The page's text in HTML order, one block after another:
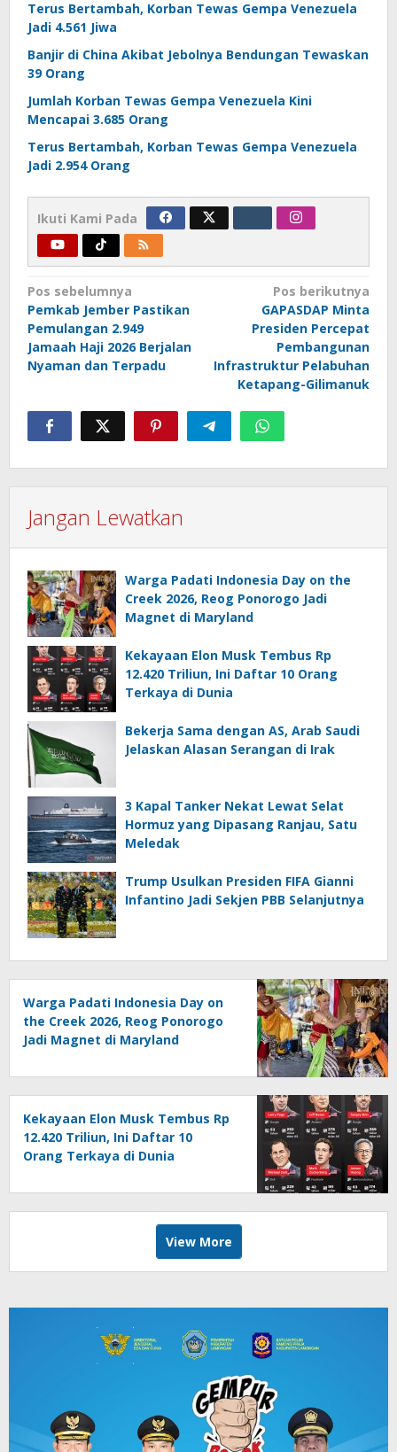
Terus Bertambah, Korban Tewas Gempa Venezuela
Jadi 4.561 Jiwa
Banjir di China Akibat Jebolnya Bendungan Tewaskan
39 Orang
Jumlah Korban Tewas Gempa Venezuela Kini
Mencapai 3.685 Orang
Terus Bertambah, Korban Tewas Gempa Venezuela
Jadi 2.954 Orang
Ikuti Kami Pada
Navigasi
pos
Pos sebelumnya
Pemkab Jember Pastikan
Pemulangan 2.949
Jamaah Haji 2026 Berjalan
Nyaman dan Terpadu
Pos berikutnya
GAPASDAP Minta
Presiden Percepat
Pembangunan
Infrastruktur Pelabuhan
Ketapang-Gilimanuk
Jangan Lewatkan
Warga Padati Indonesia Day on the
Creek 2026, Reog Ponorogo Jadi
Magnet di Maryland
Kekayaan Elon Musk Tembus Rp
12.420 Triliun, Ini Daftar 10 Orang
Terkaya di Dunia
Bekerja Sama dengan AS, Arab Saudi
Jelaskan Alasan Serangan di Irak
3 Kapal Tanker Nekat Lewat Selat
Hormuz yang Dipasang Ranjau, Satu
Meledak
Trump Usulkan Presiden FIFA Gianni
Infantino Jadi Sekjen PBB Selanjutnya
Warga Padati Indonesia Day on
the Creek 2026, Reog Ponorogo
Jadi Magnet di Maryland
Kekayaan Elon Musk Tembus Rp
12.420 Triliun, Ini Daftar 10
Orang Terkaya di Dunia
View More